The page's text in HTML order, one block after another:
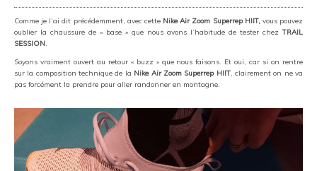
Comme je l’ai dit précédemment, avec cette Nike Air Zoom Superrep HIIT, vous pouvez
oublier la chaussure de « base » que nous avons l’habitude de tester chezTRAIL
SESSION.
Soyons vraiment ouvert au retour « buzz » que nous faisons. Et oui, car si on rentre
sur la composition technique de la Nike Air Zoom Superrep HIIT, clairement on ne va
pas forcément la prendre pour aller randonner en montagne.